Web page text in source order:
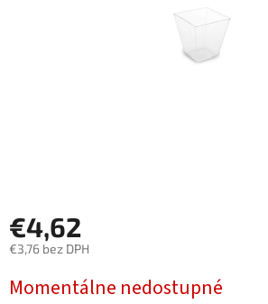
€4,62
€3,76 bez DPH
cena:
Momentálne nedostupné